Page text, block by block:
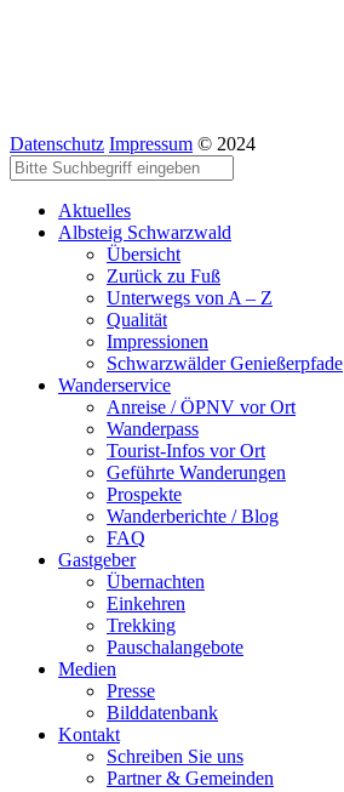
Datenschutz Impressum © 2024
Aktuelles
Albsteig Schwarzwald
Übersicht
Zurück zu Fuß
Unterwegs von A – Z
Qualität
Impressionen
Schwarzwälder Genießerpfade
Wanderservice
Anreise / ÖPNV vor Ort
Wanderpass
Tourist-Infos vor Ort
Geführte Wanderungen
Prospekte
Wanderberichte / Blog
FAQ
Gastgeber
Übernachten
Einkehren
Trekking
Pauschalangebote
Medien
Presse
Bilddatenbank
Kontakt
Schreiben Sie uns
Partner & Gemeinden